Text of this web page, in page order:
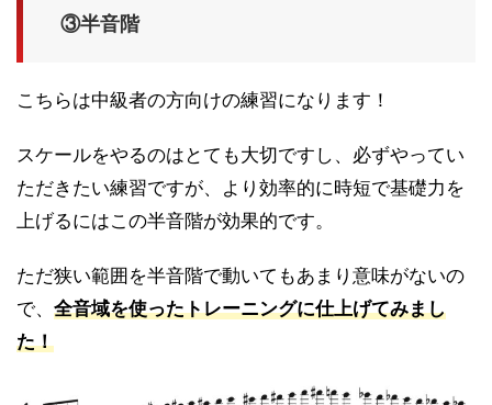
③半音階
こちらは中級者の方向けの練習になります！
スケールをやるのはとても大切ですし、必ずやってい
ただきたい練習ですが、より効率的に時短で基礎力を
上げるにはこの半音階が効果的です。
ただ狭い範囲を半音階で動いてもあまり意味がないの
で、 全音域を使ったトレーニングに仕上げてみまし
た！